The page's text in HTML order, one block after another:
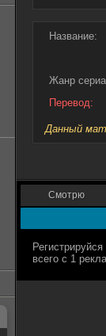
Название:
Жанр
Перевод:
Данный
Смотрю